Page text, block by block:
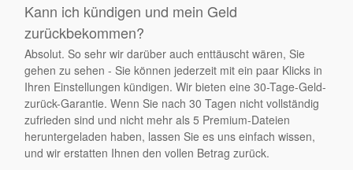
Kann ich kündigen und mein Geld
zurückbekommen?
Absolut. So sehr wir darüber auch enttäuscht wären, Sie
gehen zu sehen - Sie können jederzeit mit ein paar Klicks in
Ihren Einstellungen kündigen. Wir bieten eine 30-Tage-Geld-
zurück-Garantie. Wenn Sie nach 30 Tagen nicht vollständig
zufrieden sind und nicht mehr als 5 Premium-Dateien
heruntergeladen haben, lassen Sie es uns einfach wissen,
und wir erstatten Ihnen den vollen Betrag zurück.